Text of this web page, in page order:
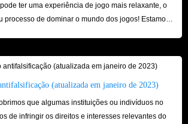
ter uma experiência de jogo mais relaxante, o
processo de dominar o mundo dos jogos! Estamos
(atualizada em janeiro de 2023)
que algumas instituições ou indivíduos no
de infringir os direitos e interesses relevantes do